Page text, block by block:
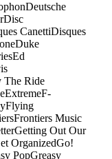
Deutsche
Disc
CanettiDisques
Duke
Ed
The Ride
ExtremeF-
Flying
Frontiers Music
Getting Out Our
OrganizedGo!
PopGreasy